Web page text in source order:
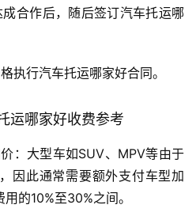
合作后，随后签订汽车托运哪
执行汽车托运哪家好合同。
运哪家好收费参考
：大型车如SUV、MPV等由于
因此通常需要额外支付车型加
的10%至30%之间。